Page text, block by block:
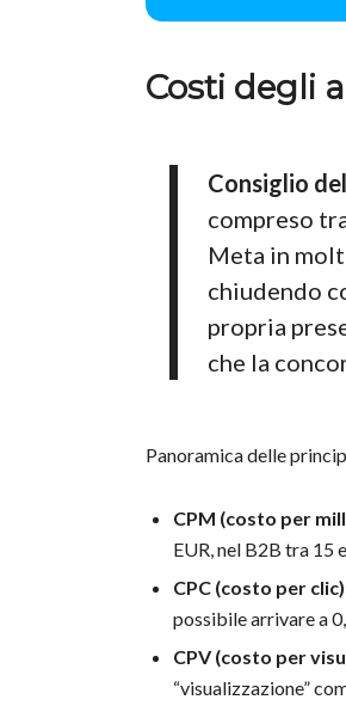
Costi degli
Consiglio
compreso
Meta in
chiudendo
propria
che la
Panoramica delle
CPM (costo per
EUR, nel B2B tra 15
CPC (costo per
possibile arrivare a
CPV (costo per
“visualizzazione”